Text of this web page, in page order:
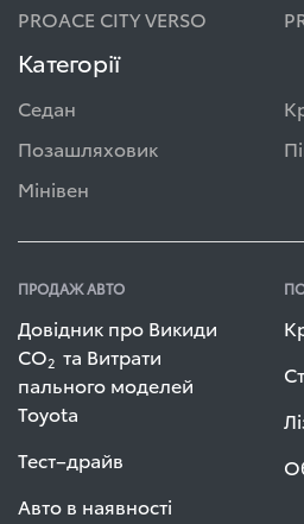
PROACE CITY VERSO
Категорії
Седан
Позашляховик
Мінівен
ПРОДАЖ АВТО
Довідник про Викиди
СО2 та Витрати
пального моделей
Toyota
Тест–драйв
Авто в наявності